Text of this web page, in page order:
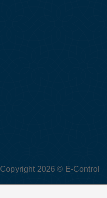
Copyright 2026 © E-Control